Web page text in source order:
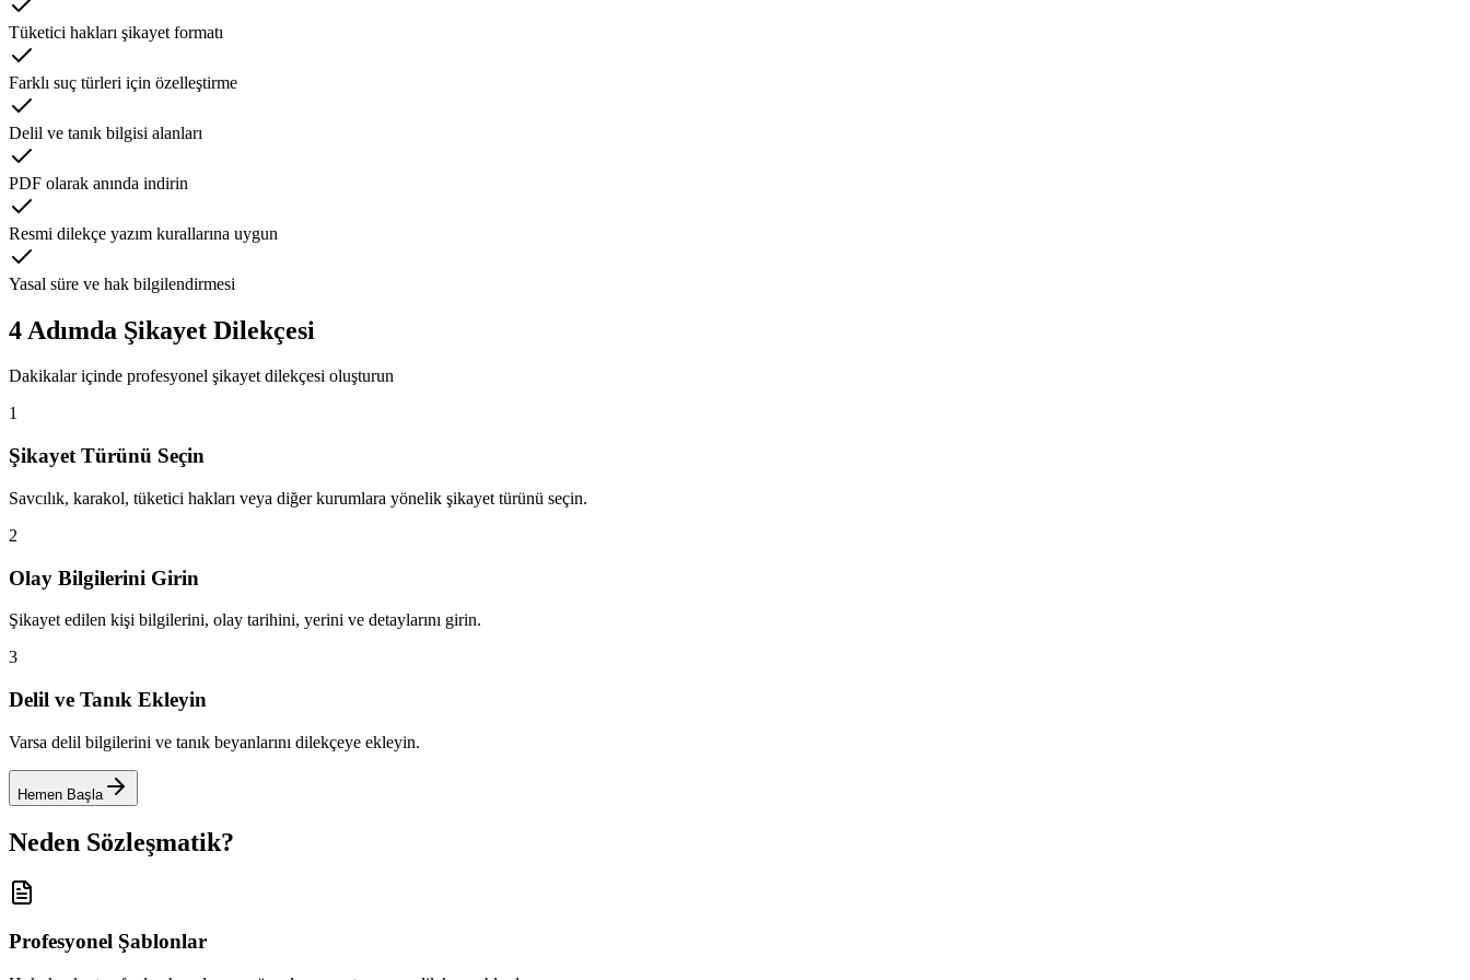
Tüketici hakları şikayet formatı
Farklı suç türleri için özelleştirme
Delil ve tanık bilgisi alanları
PDF olarak anında indirin
Resmi dilekçe yazım kurallarına uygun
Yasal süre ve hak bilgilendirmesi
4 Adımda Şikayet Dilekçesi
Dakikalar içinde profesyonel şikayet dilekçesi oluşturun
1
Şikayet Türünü Seçin
Savcılık, karakol, tüketici hakları veya diğer kurumlara yönelik şikayet türünü seçin.
2
Olay Bilgilerini Girin
Şikayet edilen kişi bilgilerini, olay tarihini, yerini ve detaylarını girin.
3
Delil ve Tanık Ekleyin
Varsa delil bilgilerini ve tanık beyanlarını dilekçeye ekleyin.
Hemen Başla
Neden Sözleşmatik?
Profesyonel Şablonlar